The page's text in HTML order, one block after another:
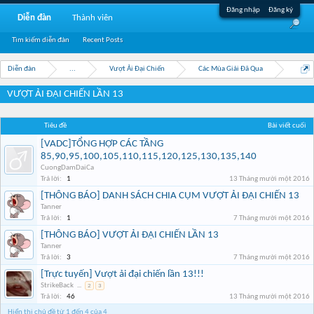
Đăng nhập Đăng ký
Diễn đàn ... Vượt Ải Đại Chiến Các Mùa Giải Đã Qua
VƯỢT ẢI ĐẠI CHIẾN LẦN 13
Tiêu đề Bài viết cuối
[VADC]TỔNG HỢP CÁC TẦNG
85,90,95,100,105,110,115,120,125,130,135,140
CuongDamDaiCa
Trả lời:
1 13 Tháng mười một 2016
[THÔNG BÁO] DANH SÁCH CHIA CỤM VƯỢT ẢI ĐẠI CHIẾN 13
Tanner
Trả lời:
1 7 Tháng mười một 2016
[THÔNG BÁO] VƯỢT ẢI ĐẠI CHIẾN LẦN 13
Tanner
Trả lời:
3 7 Tháng mười một 2016
[Trực tuyến] Vượt ải đại chiến lần 13!!!
StrikeBack ... 2 3
Trả lời: 46
13 Tháng mười một 2016
Hiển thị chủ đề từ 1 đến 4 của 4
Diễn đàn
Tìm kiếm diễn đàn Recent Posts
Thành viên